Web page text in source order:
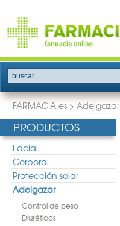
buscar
FARMACIA.es > Adelgazar
PRODUCTOS
Facial
Corporal
Protección solar
Adelgazar
Control de peso
Diuréticos